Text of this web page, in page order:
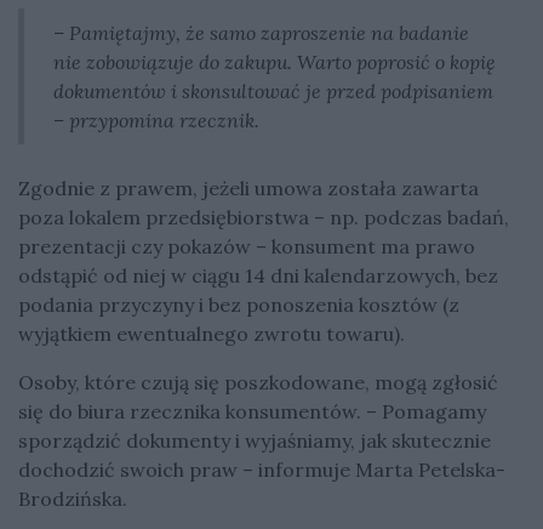
– Pamiętajmy, że samo zaproszenie na badanie
nie zobowiązuje do zakupu. Warto poprosić o kopię
dokumentów i skonsultować je przed podpisaniem
– przypomina rzecznik.
Zgodnie z prawem, jeżeli umowa została zawarta
poza lokalem przedsiębiorstwa – np. podczas badań,
prezentacji czy pokazów – konsument ma prawo
odstąpić od niej w ciągu 14 dni kalendarzowych, bez
podania przyczyny i bez ponoszenia kosztów (z
wyjątkiem ewentualnego zwrotu towaru).
Osoby, które czują się poszkodowane, mogą zgłosić
się do biura rzecznika konsumentów. – Pomagamy
sporządzić dokumenty i wyjaśniamy, jak skutecznie
dochodzić swoich praw – informuje Marta Petelska-
Brodzińska.